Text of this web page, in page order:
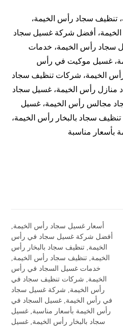
تنظيف سجاد رأس الخيمة،
أفضل شركة غسيل سجاد
سجاد رأس الخيمة، خدمات
غسيل موكيت في رأس
رأس الخيمة، شركات تنظيف سجاد
منازل رأس الخيمة، غسيل سجاد
مجالس رأس الخيمة، غسيل
سجاد بالبخار رأس الخيمة،
بأسعار مناسبة
أسعار غسيل سجاد رأس الخيمة
أفضل شركة غسيل سجاد في رأس
الخيمة تنظيف سجاد بالبخار رأس
الخيمة تنظيف سجاد رأس الخيمة
خدمات غسيل السجاد في رأس
الخيمة
شركات تنظيف سجاد في
رأس الخيمة
شركة غسيل سجاد
في رأس الخيمة غسيل السجاد في
رأس الخيمة بأسعار مناسبة غسيل
سجاد بالبخار رأس الخيمة غسيل